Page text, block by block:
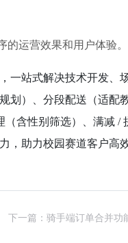
运营效果和用户体验。
一站式解决技术开发
划）、分段配送（适配
含性别筛选）、满减 /
，助力校园赛道客户高
下一篇：骑手端订单合并功